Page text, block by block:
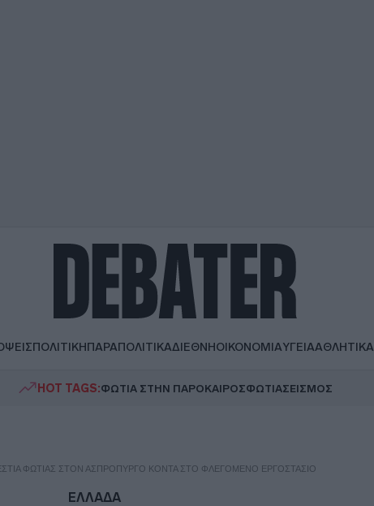
ΠΟΛΙΤΙΚΗΠΑΡΑΠΟΛΙΤΙΚΑΔΙΕΘΝΗΟΙΚΟΝΟΜΙΑΥΓΕΙΑΑΘΛΗΤΙΚΑ
HOT TAGS:ΦΩΤΙΑ ΣΤΗΝ ΠΑΡΟΚΑΙΡΟΣΦΩΤΙΑΣΕΙΣΜΟΣ
ΦΩΤΙΆΣ ΣΤΟΝ ΑΣΠΡΌΠΥΡΓΟ ΚΟΝΤΆ ΣΤΟ ΦΛΕΓΌΜΕΝΟ ΕΡΓΟΣΤΆΣΙΟ
ΕΛΛΑΔΑ